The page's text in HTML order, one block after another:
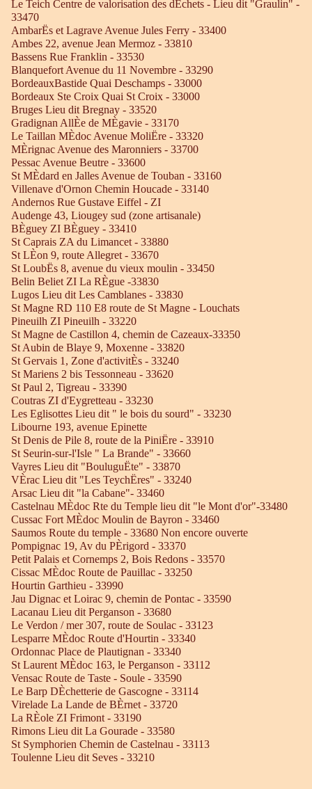
Le Teich Centre de valorisation des dÈchets - Lieu dit "Graulin" -
33470
AmbarËs et Lagrave Avenue Jules Ferry - 33400
Ambes 22, avenue Jean Mermoz - 33810
Bassens Rue Franklin - 33530
Blanquefort Avenue du 11 Novembre - 33290
BordeauxBastide Quai Deschamps - 33000
Bordeaux Ste Croix Quai St Croix - 33000
Bruges Lieu dit Bregnay - 33520
Gradignan AllÈe de MÈgavie - 33170
Le Taillan MÈdoc Avenue MoliËre - 33320
MÈrignac Avenue des Maronniers - 33700
Pessac Avenue Beutre - 33600
St MÈdard en Jalles Avenue de Touban - 33160
Villenave d'Ornon Chemin Houcade - 33140
Andernos Rue Gustave Eiffel - ZI
Audenge 43, Liougey sud (zone artisanale)
BÈguey ZI BÈguey - 33410
St Caprais ZA du Limancet - 33880
St LÈon 9, route Allegret - 33670
St LoubËs 8, avenue du vieux moulin - 33450
Belin Beliet ZI La RÈgue -33830
Lugos Lieu dit Les Camblanes - 33830
St Magne RD 110 E8 route de St Magne - Louchats
Pineuilh ZI Pineuilh - 33220
St Magne de Castillon 4, chemin de Cazeaux-33350
St Aubin de Blaye 9, Moxenne - 33820
St Gervais 1, Zone d'activitÈs - 33240
St Mariens 2 bis Tessonneau - 33620
St Paul 2, Tigreau - 33390
Coutras ZI d'Eygretteau - 33230
Les Eglisottes Lieu dit " le bois du sourd" - 33230
Libourne 193, avenue Epinette
St Denis de Pile 8, route de la PiniËre - 33910
St Seurin-sur-l'Isle " La Brande" - 33660
Vayres Lieu dit "BouluguËte" - 33870
VÈrac Lieu dit "Les TeychËres" - 33240
Arsac Lieu dit "la Cabane"- 33460
Castelnau MÈdoc Rte du Temple lieu dit "le Mont d'or"-33480
Cussac Fort MÈdoc Moulin de Bayron - 33460
Saumos Route du temple - 33680 Non encore ouverte
Pompignac 19, Av du PÈrigord - 33370
Petit Palais et Cornemps 2, Bois Redons - 33570
Cissac MÈdoc Route de Pauillac - 33250
Hourtin Garthieu - 33990
Jau Dignac et Loirac 9, chemin de Pontac - 33590
Lacanau Lieu dit Perganson - 33680
Le Verdon / mer 307, route de Soulac - 33123
Lesparre MÈdoc Route d'Hourtin - 33340
Ordonnac Place de Plautignan - 33340
St Laurent MÈdoc 163, le Perganson - 33112
Vensac Route de Taste - Soule - 33590
Le Barp DÈchetterie de Gascogne - 33114
Virelade La Lande de BÈrnet - 33720
La RÈole ZI Frimont - 33190
Rimons Lieu dit La Gourade - 33580
St Symphorien Chemin de Castelnau - 33113
Toulenne Lieu dit Seves - 33210